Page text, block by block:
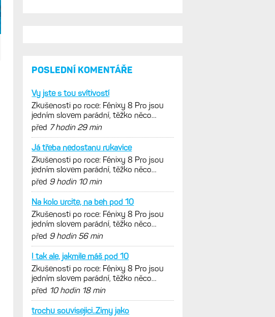
POSLEDNÍ KOMENTÁŘE
Vy jste s tou svítivostí
Zkušenosti po roce: Fénixy 8 Pro jsou
jedním slovem parádní, těžko něco
vytknout. Ale ta nositelnost
před 7 hodin 29 min
Já třeba nedostanu rukavice
Zkušenosti po roce: Fénixy 8 Pro jsou
jedním slovem parádní, těžko něco
vytknout. Ale ta nositelnost
před 9 hodin 10 min
Na kolo urcite, na beh pod 10
Zkušenosti po roce: Fénixy 8 Pro jsou
jedním slovem parádní, těžko něco
vytknout. Ale ta nositelnost
před 9 hodin 56 min
I tak ale, jakmile máš pod 10
Zkušenosti po roce: Fénixy 8 Pro jsou
jedním slovem parádní, těžko něco
vytknout. Ale ta nositelnost
před 10 hodin 18 min
trochu souvisejici..Zimy jako